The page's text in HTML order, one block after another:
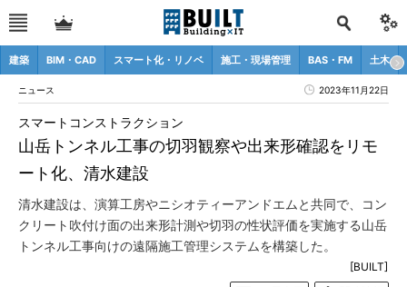
建築 BIM・CAD スマート化・リノベ 施工・現場管理 BAS・FM 土木
ニュース 2023年11月22日
山岳トンネル工事の切羽観察や出来形確認をリモ
ート化、清水建設
スマートコンストラクション
清水建設は、演算工房やニシオティーアンドエムと共同で、コン
クリート吹付け面の出来形計測や切羽の性状評価を実施する山岳
トンネル工事向けの遠隔施工管理システムを構築した。
[BUILT]